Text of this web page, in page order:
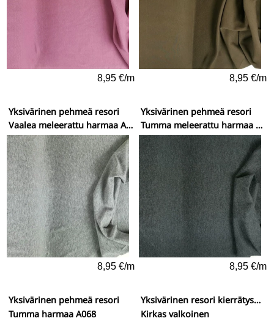
8,95 €/m 8,95 €/m
Yksivärinen pehmeä resori
Vaalea meleerattu harmaa A163
8,95 €/m
Yksivärinen pehmeä resori
Tumma meleerattu harmaa A168
8,95 €/m
Yksivärinen pehmeä resori
Tumma harmaa A068
Yksivärinen resori kierrätysmateriaaleista
Kirkas valkoinen